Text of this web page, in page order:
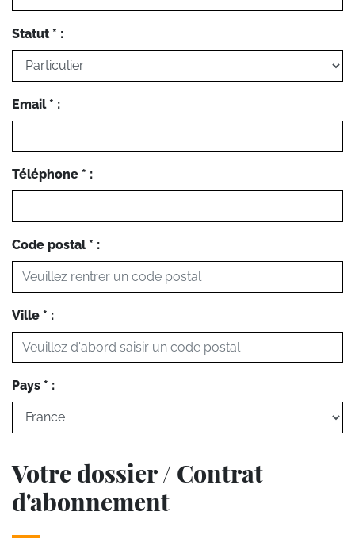
Statut * :
Email * :
Téléphone * :
Code postal * :
Ville * :
Pays * :
Votre dossier / Contrat
d'abonnement